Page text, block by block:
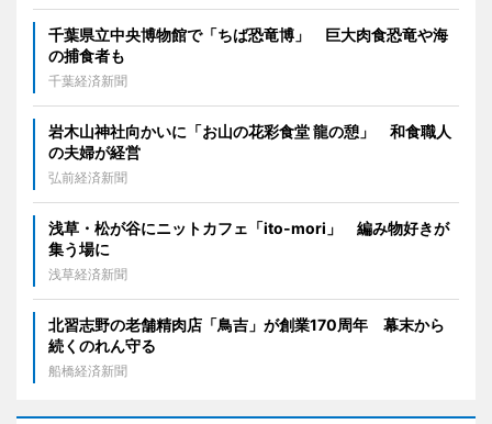
千葉県立中央博物館で「ちば恐竜博」 巨大肉食恐竜や海
の捕食者も
千葉経済新聞
岩木山神社向かいに「お山の花彩食堂 龍の憩」 和食職人
の夫婦が経営
弘前経済新聞
浅草・松が谷にニットカフェ「ito-mori」 編み物好きが
集う場に
浅草経済新聞
北習志野の老舗精肉店「鳥吉」が創業170周年 幕末から
続くのれん守る
船橋経済新聞